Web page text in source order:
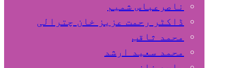
ناصرعباس شمیم
ڈاکٹر رحمت عزیز خان چترالی
محمد ثاقب
محمد سعید ارشد